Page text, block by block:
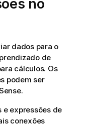
no
dados para o
de
cálculos. Os
podem ser
.
expressões de
conexões